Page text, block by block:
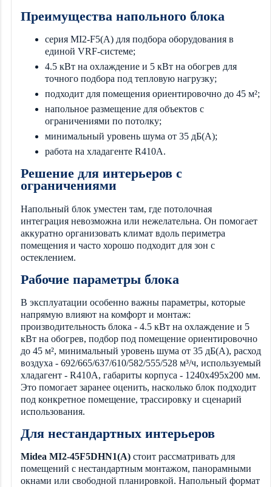
Преимущества напольного блока
серия MI2-F5(A) для подбора оборудования в
единой VRF-системе;
4.5 кВт на охлаждение и 5 кВт на обогрев для
точного подбора под тепловую нагрузку;
подходит для помещения ориентировочно до 45 м²;
напольное размещение для объектов с
ограничениями по потолку;
минимальный уровень шума от 35 дБ(А);
работа на хладагенте R410A.
Решение для интерьеров с
ограничениями
Напольный блок уместен там, где потолочная
интеграция невозможна или нежелательна. Он помогает
аккуратно организовать климат вдоль периметра
помещения и часто хорошо подходит для зон с
остеклением.
Рабочие параметры блока
В эксплуатации особенно важны параметры, которые
напрямую влияют на комфорт и монтаж:
производительность блока - 4.5 кВт на охлаждение и 5
кВт на обогрев, подбор под помещение ориентировочно
до 45 м², минимальный уровень шума от 35 дБ(А), расход
воздуха - 692/665/637/610/582/555/528 м³/ч, используемый
хладагент - R410A, габариты корпуса - 1240x495x200 мм.
Это помогает заранее оценить, насколько блок подходит
под конкретное помещение, трассировку и сценарий
использования.
Для нестандартных интерьеров
Midea MI2-45F5DHN1(A) стоит рассматривать для
помещений с нестандартным монтажом, панорамными
окнами или свободной планировкой. Напольный формат